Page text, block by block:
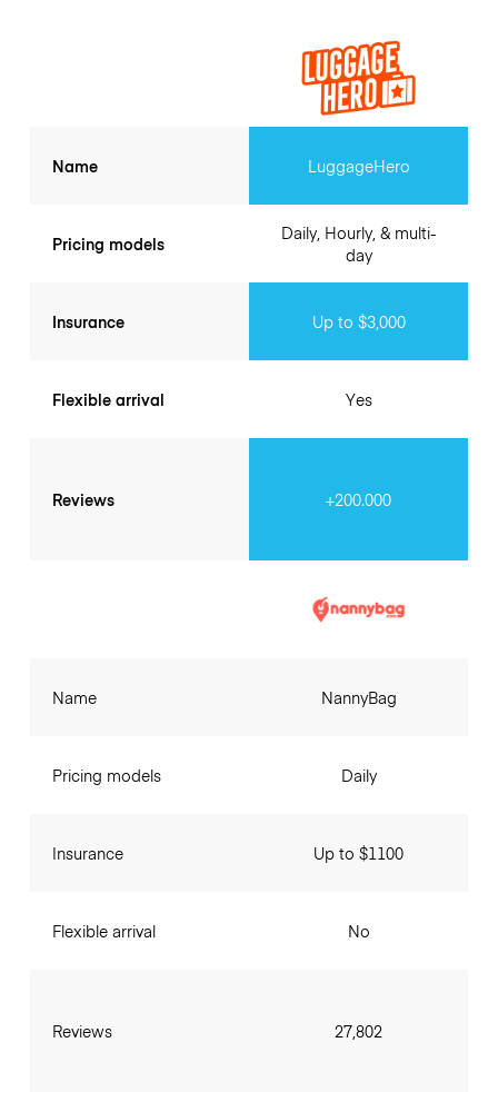
Name
Pricing models
Insurance
Flexible arrival
Reviews
LuggageHero
Daily, Hourly, & multi-
day
Up to $3,000
Yes
+200.000
Name
Pricing models
Insurance
Flexible arrival
Reviews
NannyBag
Daily
Up to $1100
No
27,802